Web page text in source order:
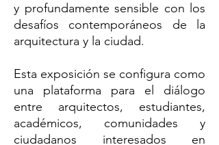
y profundamente sensible con los
desafíos contemporáneos de la
arquitectura y la ciudad.
Esta exposición se configura como
una plataforma para el diálogo
entre arquitectos, estudiantes,
académicos, comunidades y
ciudadanos interesados en